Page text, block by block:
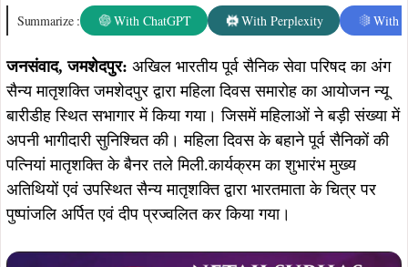
Summarize : With ChatGPT With Perplexity With
जनसंवाद, जमशेदपुर: अखिल भारतीय पूर्व सैनिक सेवा परिषद का अंग
सैन्य मातृशक्ति जमशेदपुर द्वारा महिला दिवस समारोह का आयोजन न्यू
बारीडीह स्थित सभागार में किया गया। जिसमें महिलाओं ने बड़ी संख्या में
अपनी भागीदारी सुनिश्चित की। महिला दिवस के बहाने पूर्व सैनिकों की
पत्नियां मातृशक्ति के बैनर तले मिली.कार्यक्रम का शुभारंभ मुख्य
अतिथियों एवं उपस्थित सैन्य मातृशक्ति द्वारा भारतमाता के चित्र पर
पुष्पांजलि अर्पित एवं दीप प्रज्वलित कर किया गया।